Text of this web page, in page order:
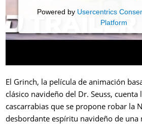
Powered by Usercentrics
Platform
El Grinch, la película de animación
clásico navideño del Dr. Seuss,
cascarrabias que se propone robar la
desbordante espíritu navideño de una